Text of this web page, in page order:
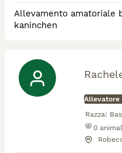
Allevamento amatoriale
kaninchen
Allevatore
Razza:
0